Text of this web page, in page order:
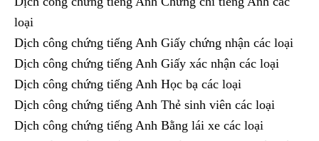
loại
Dịch công chứng tiếng Anh Giấy chứng nhận các loại
Dịch công chứng tiếng Anh Giấy xác nhận các loại
Dịch công chứng tiếng Anh Học bạ các loại
Dịch công chứng tiếng Anh Thẻ sinh viên các loại
Dịch công chứng tiếng Anh Bằng lái xe các loại